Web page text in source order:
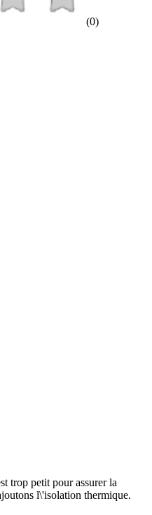
(0)
trop petit pour assurer la
l\'isolation thermique.